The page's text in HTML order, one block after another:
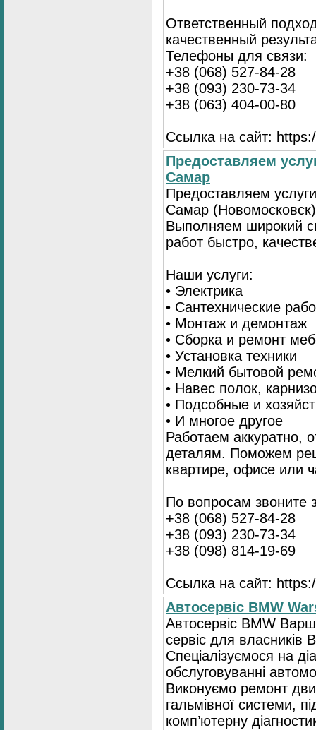
Ответственный
качественный
Телефоны для связи:
+38 (068) 527-84-28
+38 (093) 230-73-34
+38 (063) 404-00-80
Ссылка на сайт:
Предоставляем
Самар
Предоставляем
Самар
Выполняем широкий
работ быстро,
Наши услуги:
• Электрика
• Сантехнические
• Монтаж и демонтаж
• Сборка и ремонт
• Установка техники
• Мелкий бытовой
• Навес полок,
• Подсобные и
• И многое другое
Работаем аккуратно,
деталям. Поможем
квартире, офисе или
По вопросам звоните
+38 (068) 527-84-28
+38 (093) 230-73-34
+38 (098) 814-19-69
Ссылка на сайт:
Автосервіс BMW
Автосервіс BMW
сервіс для власників
Спеціалізуємося на
обслуговуванні
Виконуємо ремонт
гальмівної системи,
комп’ютерну